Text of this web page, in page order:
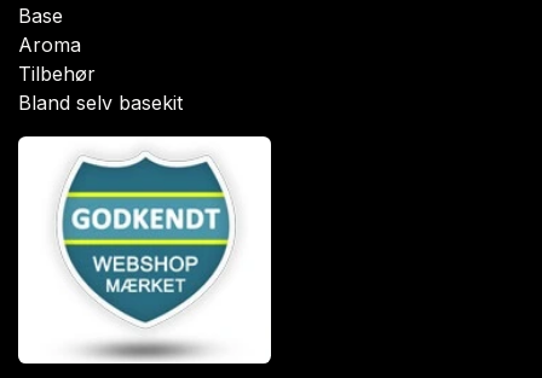
Base
Aroma
Tilbehør
Bland selv basekit